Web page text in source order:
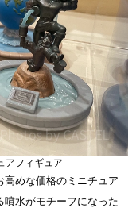
アフィギュア
めな価格のミニチュア
噴水がモチーフになった